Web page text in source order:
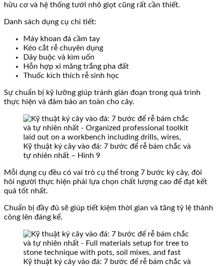
hữu cơ và hệ thống tưới nhỏ giọt cũng rất cần thiết.
Danh sách dụng cụ chi tiết:
Máy khoan đá cầm tay
Kéo cắt rễ chuyên dụng
Dây buộc và kìm uốn
Hỗn hợp xi măng trắng pha đất
Thuốc kích thích rễ sinh học
Sự chuẩn bị kỹ lưỡng giúp tránh gián đoạn trong quá trình
thực hiện và đảm bảo an toàn cho cây.
Kỹ thuật ký cây vào đá: 7 bước để rễ bám chắc và
tự nhiên nhất – Hình 9
Mỗi dụng cụ đều có vai trò cụ thể trong 7 bước ký cây, đòi
hỏi người thực hiện phải lựa chọn chất lượng cao để đạt kết
quả tốt nhất.
Chuẩn bị đầy đủ sẽ giúp tiết kiệm thời gian và tăng tỷ lệ thành
công lên đáng kể.
Kỹ thuật ký cây vào đá: 7 bước để rễ bám chắc và